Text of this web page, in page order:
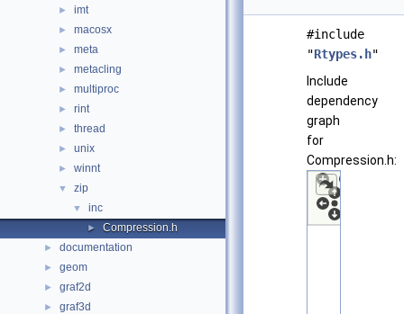
► imt
► macosx
► meta
► metacling
► multiproc
► rint
► thread
► unix
► winnt
▼ zip
▼ inc
► Compression.h
► documentation
► geom
► graf2d
► graf3d
#include
"Rtypes.h"
Include
dependency
graph
for
Compression.h: